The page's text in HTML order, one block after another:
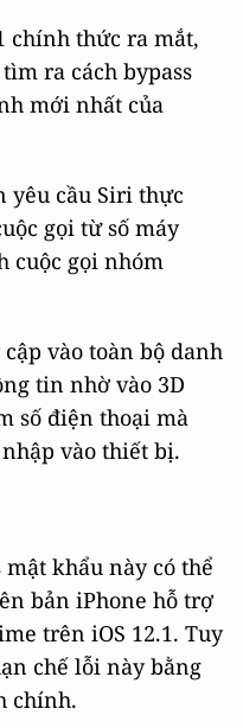
chính thức ra mắt,
ra cách bypass
mới nhất của
yêu cầu Siri thực
gọi từ số máy
cuộc gọi nhóm
vào toàn bộ danh
tin nhờ vào 3D
số điện thoại mà
vào thiết bị.
mật khẩu này có thể
bản iPhone hỗ trợ
trên iOS 12.1. Tuy
chế lỗi này bằng
chính.